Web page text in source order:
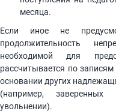
месяца.
Если иное не
продолжительность
необходимой для
рассчитывается по
основании других
(например,
увольнении).